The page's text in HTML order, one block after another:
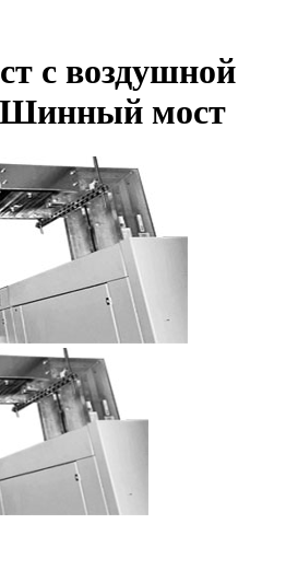
с воздушной
Шинный мост